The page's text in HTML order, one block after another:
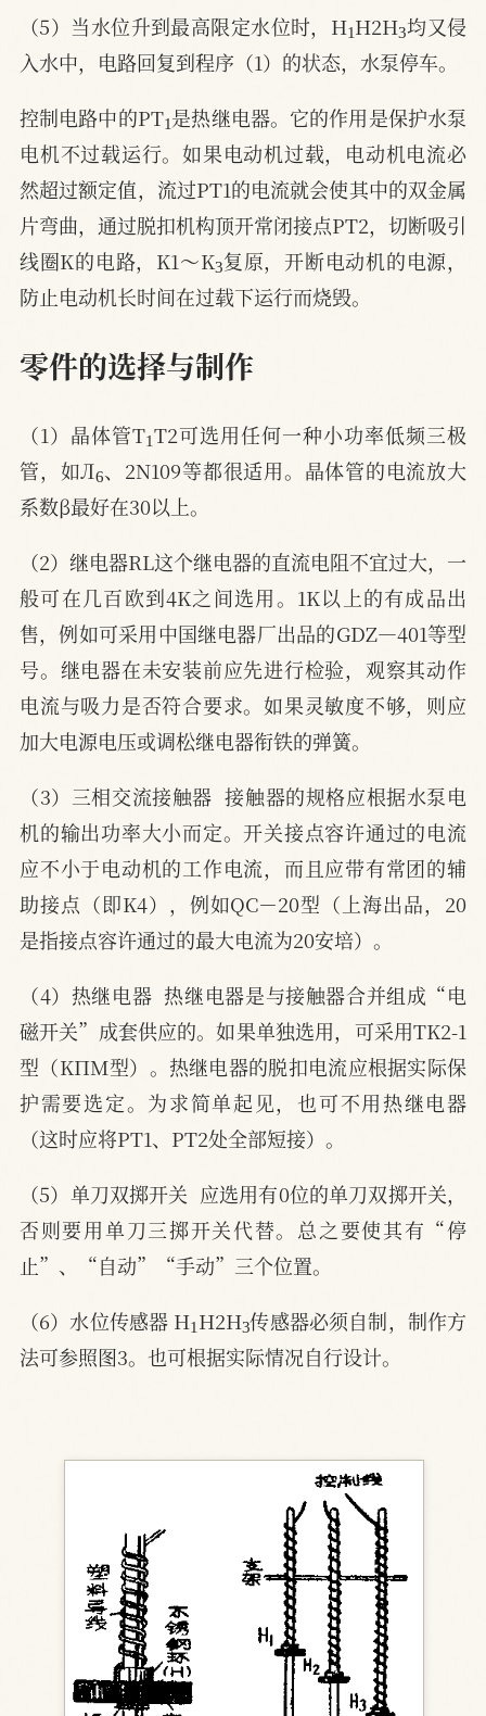
（5）当水位升到最高限定水位时，H H2H 3
均又侵
入水中，电路回复到程序（1）的状态，水泵停车。
控制电路中的PT 是热继电器。它的作用是保护水泵
电机不过载运行。如果电动机过载，电动机电流必
然超过额定值，流过PT1的电流就会使其中的双金属
片弯曲，通过脱扣机构顶开常闭接点PT2，切断吸引
线圈K的电路，K1～K3复原，开断电动机的电源，
防止电动机长时间在过载下运行而烧毁。
零件的选择与制作
（1）晶体管T T2可选用任何一种小功率低频三极
管，如Л6、2N109等都很适用。晶体管的电流放大
系数β最好在30以上。
（2）继电器RL这个继电器的直流电阻不宜过大，一
般可在几百欧到4K之间选用。1K以上的有成品出
售，例如可采用中国继电器厂出品的GDZ—401等型
号。继电器在未安装前应先进行检验，观察其动作
电流与吸力是否符合要求。如果灵敏度不够，则应
加大电源电压或调松继电器衔铁的弹簧。
（3）三相交流接触器  接触器的规格应根据水泵电
机的输出功率大小而定。开关接点容许通过的电流
应不小于电动机的工作电流，而且应带有常团的辅
助接点（即K4），例如QC－20型（上海出品，20
是指接点容许通过的最大电流为20安培）。
（4）热继电器  热继电器是与接触器合并组成“电
磁开关”成套供应的。如果单独选用，可采用TK2-1
型（KПM型）。热继电器的脱扣电流应根据实际保
护需要选定。为求简单起见，也可不用热继电器
（这时应将PT1、PT2处全部短接）。
（5）单刀双掷开关  应选用有0位的单刀双掷开关，
否则要用单刀三掷开关代替。总之要使其有“停
止”、“自动”“手动”三个位置。
（6）水位传感器 H H2H 3
传感器必须自制，制作方
法可参照图3。也可根据实际情况自行设计。